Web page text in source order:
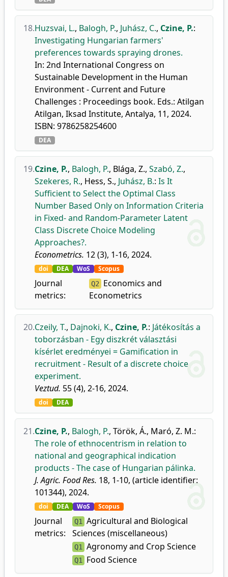
18.Huzsvai, L., Balogh, P., Juhász, C., Czine, P.:
Investigating Hungarian farmers'
preferences towards spraying drones.
In: 2nd International Congress on
Sustainable Development in the Human
Environment - Current and Future
Challenges : Proceedings book. Eds.: Atilgan
Atilgan, Iksad Institute, Antalya, 11, 2024.
ISBN: 9786258254600
DEA
19.Czine, P., Balogh, P., Blága, Z., Szabó, Z.,
Szekeres, R., Hess, S., Juhász, B.: Is It
Sufficient to Select the Optimal Class
Number Based Only on Information Criteria
in Fixed- and Random-Parameter Latent
Class Discrete Choice Modeling
Approaches?.
Econometrics. 12 (3), 1-16, 2024.
doi DEA WoS Scopus
Journal
metrics:
Q2
Economics and
Econometrics
20.Czeily, T., Dajnoki, K., Czine, P.: Játékosítás a
toborzásban - Egy diszkrét választási
kísérlet eredményei = Gamification in
recruitment - Result of a discrete choice
experiment.
Veztud. 55 (4), 2-16, 2024.
doi DEA
21.Czine, P., Balogh, P., Török, Á., Maró, Z. M.:
The role of ethnocentrism in relation to
national and geographical indication
products - The case of Hungarian pálinka.
J. Agric. Food Res. 18, 1-10, (article identifier:
101344), 2024.
doi DEA WoS Scopus
Journal
metrics:
Q1
Agricultural and Biological
Sciences (miscellaneous)
Q1 Agronomy and Crop Science
Q1 Food Science